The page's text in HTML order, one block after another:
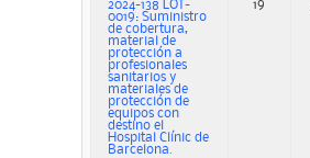
2024-138 LOT-
0019: Suministro
de cobertura,
material de
protección a
profesionales
sanitarios y
materiales de
protección de
equipos con
destino el
Hospital Clínic de
Barcelona.
19